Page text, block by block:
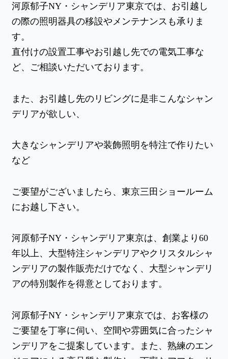
河原郁子NY・シャンデリア東京では、お引越し
の際の照明器具の移設やメンテナンスも承りま
す。
直付けの設置工事やお引越し先での電気工事な
ど、ご相談いただいております。
また、お引越し先のリビングに是非こんなシャン
デリアが欲しい、
大きなシャンデリアや装飾照明を特注で作りたい
など
ご要望がございましたら、 東京三田ショールーム
にお越し下さい。
河原郁子NY・シャンデリア東京は、創業より60
年以上、大型特注シャンデリアやクリスタルシャ
ンデリアの製作販売だけでなく、大型シャンデリ
アの特別製作を得意としております。
河原郁子NY・シャンデリア東京では、お客様の
ご要望を丁寧に伺い、空間や雰囲気に合ったシャ
ンデリアをご提案しています。また、熟練のエン